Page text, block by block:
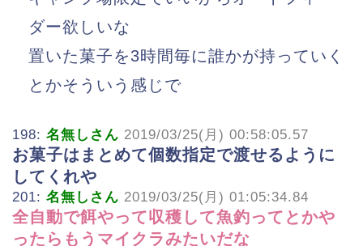
ダー欲しいな
置いた菓子を3時間毎に誰かが持っていく
とかそういう感じで
198: 名無しさん 2019/03/25(月) 00:58:05.57
お菓子はまとめて個数指定で渡せるように
してくれや
201: 名無しさん 2019/03/25(月) 01:05:34.84
全自動で餌やって収穫して魚釣ってとかや
ったらもうマイクラみたいだな